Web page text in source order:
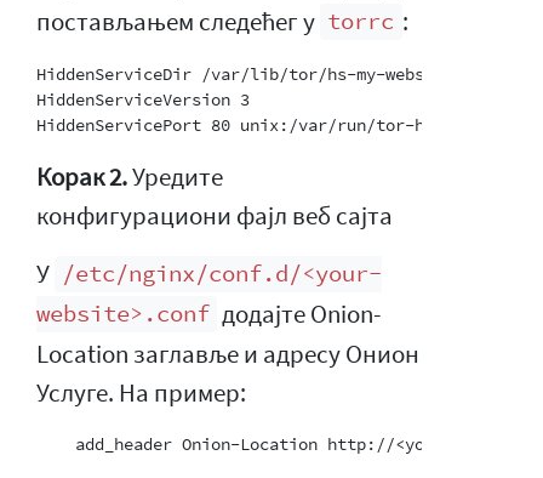
постављањем следећег у torrc :
HiddenServiceDir /var/lib/tor/hs-my-website/
HiddenServiceVersion 3
Корак 2.Уредите
конфигурациони фајл веб сајта
У /etc/nginx/conf.d/<your-
website>.conf додајте Onion-
Location заглавље и адресу Онион
Услуге. На пример: